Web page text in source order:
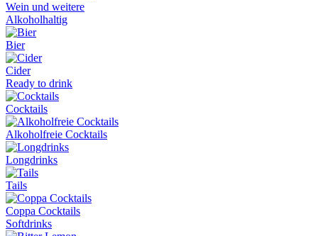
Wein und weitere
Alkoholhaltig
Bier
Cider
Ready to drink
Cocktails
Alkoholfreie Cocktails
Longdrinks
Tails
Coppa Cocktails
Softdrinks